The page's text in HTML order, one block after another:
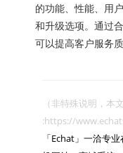
的功能、性能、用
和升级选项。通过
可以提高客户服务
（非特殊说明，本
:https://
「Echat」一洽专